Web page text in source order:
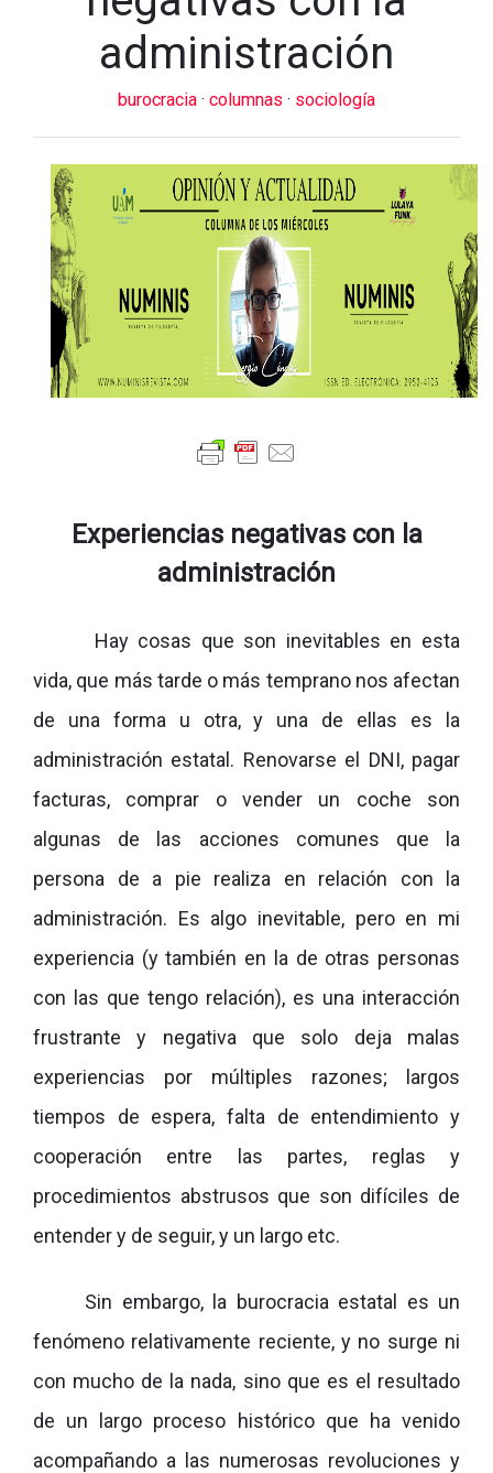
administración
burocracia · columnas · sociología
Experiencias negativas con la
administración
Hay cosas que son inevitables en esta
vida, que más tarde o más temprano nos afectan
de una forma u otra, y una de ellas es la
administración estatal. Renovarse el DNI, pagar
facturas, comprar o vender un coche son
algunas de las acciones comunes que la
persona de a pie realiza en relación con la
administración. Es algo inevitable, pero en mi
experiencia (y también en la de otras personas
con las que tengo relación), es una interacción
frustrante y negativa que solo deja malas
experiencias por múltiples razones; largos
tiempos de espera, falta de entendimiento y
cooperación entre las partes, reglas y
procedimientos abstrusos que son difíciles de
entender y de seguir, y un largo etc.
Sin embargo, la burocracia estatal es un
fenómeno relativamente reciente, y no surge ni
con mucho de la nada, sino que es el resultado
de un largo proceso histórico que ha venido
acompañando a las numerosas revoluciones y